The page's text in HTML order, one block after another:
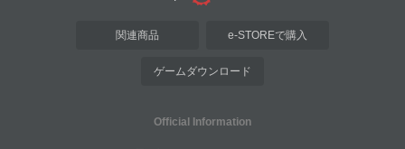
関連商品 e-STOREで購入
ゲームダウンロード
Official Information